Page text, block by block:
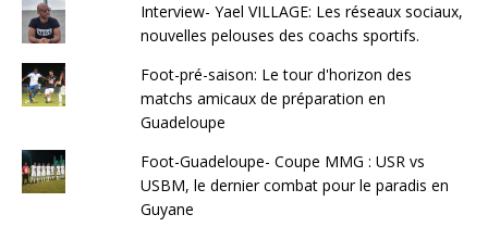
Interview- Yael VILLAGE: Les réseaux sociaux,
nouvelles pelouses des coachs sportifs.
Foot-pré-saison: Le tour d'horizon des
matchs amicaux de préparation en
Guadeloupe
Foot-Guadeloupe- Coupe MMG : USR vs
USBM, le dernier combat pour le paradis en
Guyane